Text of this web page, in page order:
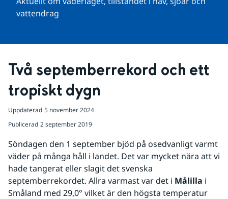
vattendrag
Två septemberrekord och ett
tropiskt dygn
Uppdaterad 5 november 2024
Publicerad 2 september 2019
Söndagen den 1 september bjöd på osedvanligt varmt
väder på många håll i landet. Det var mycket nära att vi
hade tangerat eller slagit det svenska
septemberrekordet. Allra varmast var det i Målilla i
Småland med 29,0° vilket är den högsta temperatur